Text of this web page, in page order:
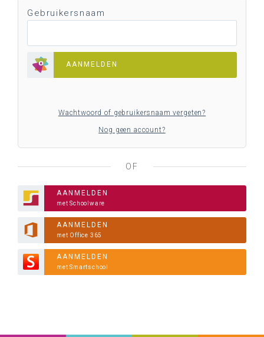
Gebruikersnaam
AANMELDEN
Wachtwoord of gebruikersnaam vergeten?
Nog geen account?
OF
AANMELDEN
met Schoolware
AANMELDEN
met Office 365
AANMELDEN
met Smartschool